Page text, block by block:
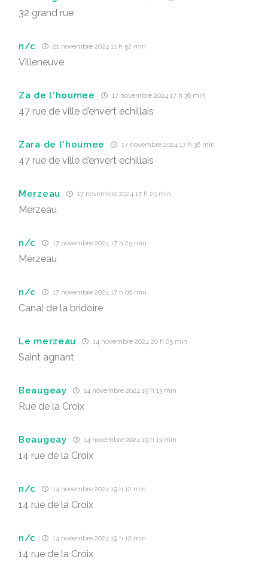
32 grand rue
n/c 21 novembre 2024 11 h 52 min
Villeneuve
Za de l'houmee 17 novembre 2024 17 h 36 min
47 rue de ville d’envert echillais
Zara de l'houmee 17 novembre 2024 17 h 36 min
47 rue de ville d’envert echillais
Merzeau 17 novembre 2024 17 h 25 min
Merzeau
n/c 17 novembre 2024 17 h 25 min
Merzeau
n/c 17 novembre 2024 17 h 08 min
Canal de la bridoire
Le merzeau 14 novembre 2024 20 h 05 min
Saint agnant
Beaugeay 14 novembre 2024 19 h 13 min
Rue de la Croix
Beaugeay 14 novembre 2024 19 h 13 min
14 rue de la Croix
n/c 14 novembre 2024 19 h 12 min
14 rue de la Croix
n/c 14 novembre 2024 19 h 12 min
14 rue de la Croix